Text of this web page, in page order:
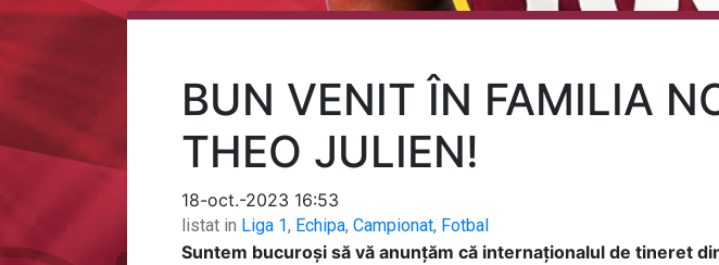
BUN VENIT ÎN FAMILIA
THEO JULIEN!
18-oct.-2023 16:53
listat in Liga 1, Echipa, Campionat, Fotbal
Suntem bucuroși să vă anunțăm că internaționalul de tineret